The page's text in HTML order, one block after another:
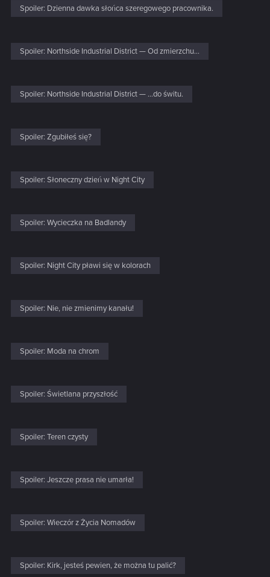
Spoiler: Dzienna dawka słońca szeregowego pracownika.
Spoiler: Northside Industrial District — Od zmierzchu...
Spoiler: Northside Industrial District — ...do świtu.
Spoiler: Zgubiłeś się?
Spoiler: Słoneczny dzień w Night City
Spoiler: Wycieczka na Badlandy
Spoiler: Night City pławi się w kolorach
Spoiler: Nie, nie zmienimy kanału!
Spoiler: Moda na chrom
Spoiler: Świetlana przyszłość
Spoiler: Teren czysty
Spoiler: Jeszcze prasa nie umarła!
Spoiler: Wieczór z Życia Nomadów
Spoiler: Kirk, jesteś pewien, że można tu palić?